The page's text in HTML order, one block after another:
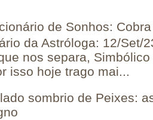
de Sonhos: Cobra
da Astróloga: 12/Set/
nos separa,
isso hoje trago mai...
sombrio de Peixes: